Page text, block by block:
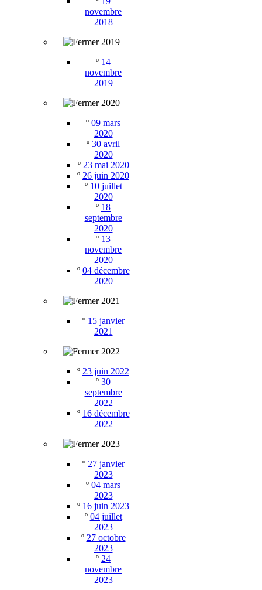
novembre
2018
2019
º 14
novembre
2019
2020
º 09 mars
2020
º 30 avril
2020
º 23 mai 2020
º 26 juin 2020
º 10 juillet
2020
º 18
septembre
2020
º 13
novembre
2020
º 04 décembre
2020
2021
º 15 janvier
2021
2022
º 23 juin 2022
º 30
septembre
2022
º 16 décembre
2022
2023
º 27 janvier
2023
º 04 mars
2023
º 16 juin 2023
º 04 juillet
2023
º 27 octobre
2023
º 24
novembre
2023